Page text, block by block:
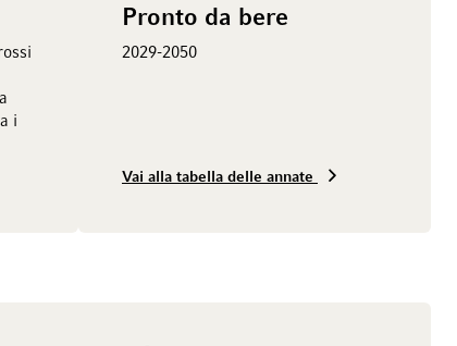
i
Pronto da bere
2029-2050
Vai alla tabella delle annate